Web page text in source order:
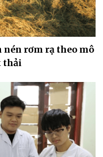
nén rơm rạ theo mô
thải